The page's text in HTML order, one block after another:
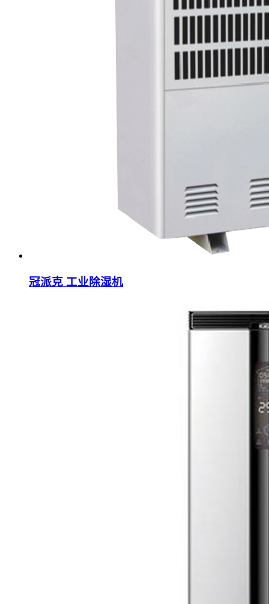
冠派克 工业除湿机